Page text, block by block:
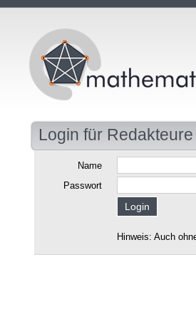
Login für Redakteure
Name
Passwort
Hinweis: Auch